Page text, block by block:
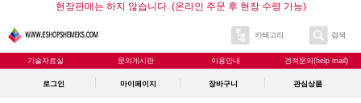
현장판매는 하지 않습니다. (온라인 주문 후 현장 수령 가능)
카테고리 검색
기술자료실 문의게시판 이용안내 견적문의(help mail)
로그인 마이페이지 장바구니 관심상품